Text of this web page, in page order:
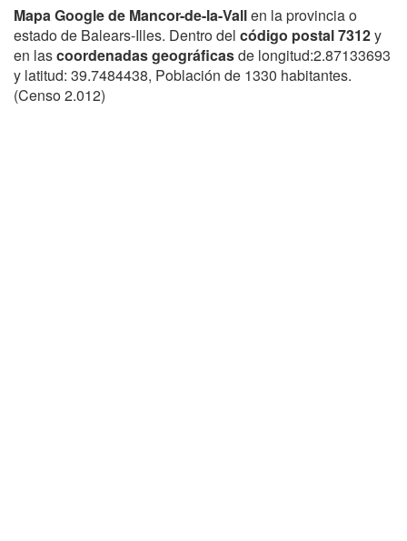
Mapa Google de Mancor-de-la-Vallen la provincia o
estado de Balears-Illes. Dentro del código postal 7312y
en lascoordenadas geográficasde longitud:2.87133693
y latitud: 39.7484438, Población de 1330 habitantes.
(Censo 2.012)